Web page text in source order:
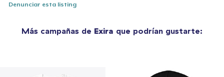
Denunciar esta listing
Más campañas de Exira que podrían gustarte: